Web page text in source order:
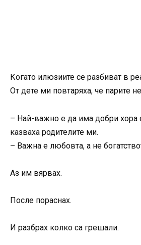
Когато илюзиите се разбиват в
От дете ми повтаряха, че парите
– Най-важно е да има добри хора
казваха родителите ми.
– Важна е любовта, а не
Аз им вярвах.
После пораснах.
И разбрах колко са грешали.